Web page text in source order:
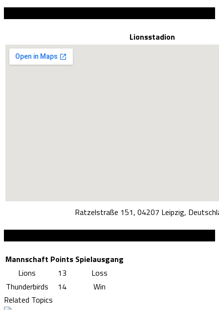
Lionsstadion
Ratzelstraße 151, 04207 Leipzig,
Mannschaft Points Spielausgang
Lions
13
Loss
Thunderbirds
14
Win
Related Topics